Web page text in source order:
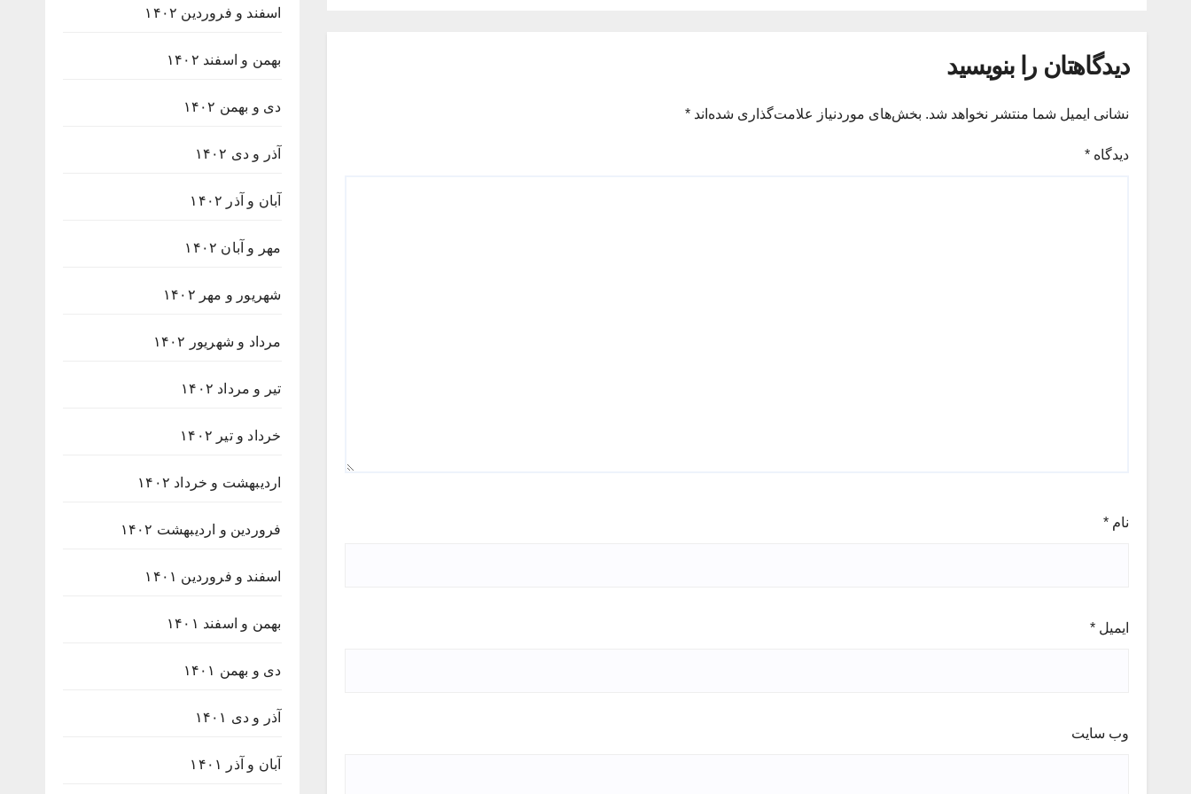
دیدگاهتان را بنویسید
نشانی ایمیل شما منتشر نخواهد شد. بخش‌های موردنیاز علامت‌گذاری شده‌اند *
دیدگاه *
نام *
ایمیل *
وب‌ سایت
اسفند و فروردین ۱۴۰۲
بهمن و اسفند ۱۴۰۲
دی و بهمن ۱۴۰۲
آذر و دی ۱۴۰۲
آبان و آذر ۱۴۰۲
مهر و آبان ۱۴۰۲
شهریور و مهر ۱۴۰۲
مرداد و شهریور ۱۴۰۲
تیر و مرداد ۱۴۰۲
خرداد و تیر ۱۴۰۲
اردیبهشت و خرداد ۱۴۰۲
فروردین و اردیبهشت ۱۴۰۲
اسفند و فروردین ۱۴۰۱
بهمن و اسفند ۱۴۰۱
دی و بهمن ۱۴۰۱
آذر و دی ۱۴۰۱
آبان و آذر ۱۴۰۱